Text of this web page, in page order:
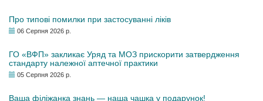
Про типові помилки при застосуванні ліків
06 Серпня 2026 р.
ГО «ВФП» закликає Уряд та МОЗ прискорити затвердження
стандарту належної аптечної практики
05 Серпня 2026 р.
Ваша філіжанка знань — наша чашка у подарунок!